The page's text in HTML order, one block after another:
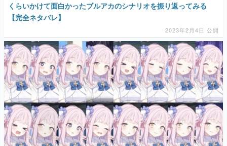
くらいかけて面白かったブルアカのシナリオを振り返ってみる
【完全ネタバレ】
2023年2月4日 公開